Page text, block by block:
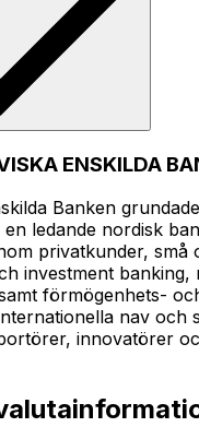
ENSKILDA
Banken
ledande nordisk
privatkunder, små
investment banking,
förmögenhets-
nav och
innovatörer